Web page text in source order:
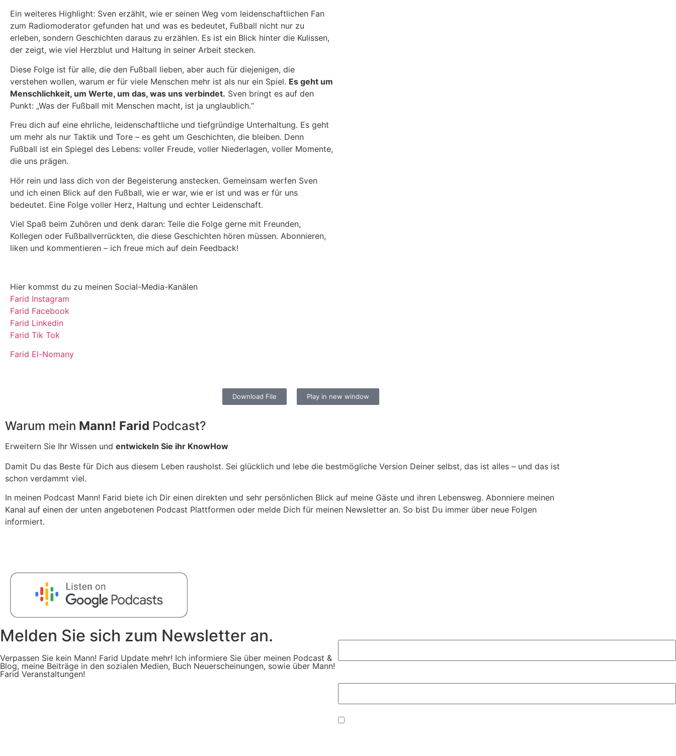
Ein weiteres Highlight: Sven erzählt, wie er seinen Weg vom leidenschaftlichen Fan
zum Radiomoderator gefunden hat und was es bedeutet, Fußball nicht nur zu
erleben, sondern Geschichten daraus zu erzählen. Es ist ein Blick hinter die Kulissen,
der zeigt, wie viel Herzblut und Haltung in seiner Arbeit stecken.
Diese Folge ist für alle, die den Fußball lieben, aber auch für diejenigen, die
verstehen wollen, warum er für viele Menschen mehr ist als nur ein Spiel. Es geht um
Menschlichkeit, um Werte, um das, was uns verbindet. Sven bringt es auf den
Punkt: „Was der Fußball mit Menschen macht, ist ja unglaublich.“
Freu dich auf eine ehrliche, leidenschaftliche und tiefgründige Unterhaltung. Es geht
um mehr als nur Taktik und Tore – es geht um Geschichten, die bleiben. Denn
Fußball ist ein Spiegel des Lebens: voller Freude, voller Niederlagen, voller Momente,
die uns prägen.
Hör rein und lass dich von der Begeisterung anstecken. Gemeinsam werfen Sven
und ich einen Blick auf den Fußball, wie er war, wie er ist und was er für uns
bedeutet. Eine Folge voller Herz, Haltung und echter Leidenschaft.
Viel Spaß beim Zuhören und denk daran: Teile die Folge gerne mit Freunden,
Kollegen oder Fußballverrückten, die diese Geschichten hören müssen. Abonnieren,
liken und kommentieren – ich freue mich auf dein Feedback!
Hier kommst du zu meinen Social-Media-Kanälen
Farid Instagram
Farid Facebook
Farid Linkedin
Farid Tik Tok
Farid El-Nomany
Download File Play in new window
Warum mein Mann! Farid Podcast?
Erweitern Sie Ihr Wissen und entwickeln Sie ihr KnowHow
Damit Du das Beste für Dich aus diesem Leben rausholst. Sei glücklich und lebe die bestmögliche Version Deiner selbst, das ist alles – und das ist
schon verdammt viel.
In meinen Podcast Mann! Farid biete ich Dir einen direkten und sehr persönlichen Blick auf meine Gäste und ihren Lebensweg. Abonniere meinen
Kanal auf einen der unten angebotenen Podcast Plattformen oder melde Dich für meinen Newsletter an. So bist Du immer über neue Folgen
informiert.
Melden Sie sich zum Newsletter an.
Verpassen Sie kein Mann! Farid Update mehr! Ich informiere Sie über meinen Podcast &
Blog, meine Beiträge in den sozialen Medien, Buch Neuerscheinungen, sowie über Mann!
Farid Veranstaltungen!